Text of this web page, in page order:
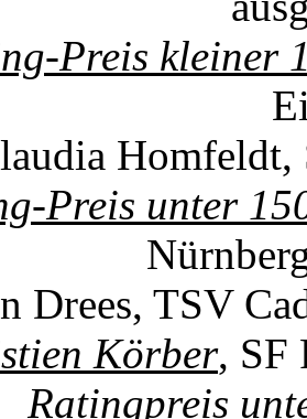
Preis kleiner
Homfeldt,
Preis unter
Drees, TSV
Körber, SF
Ratingpreis